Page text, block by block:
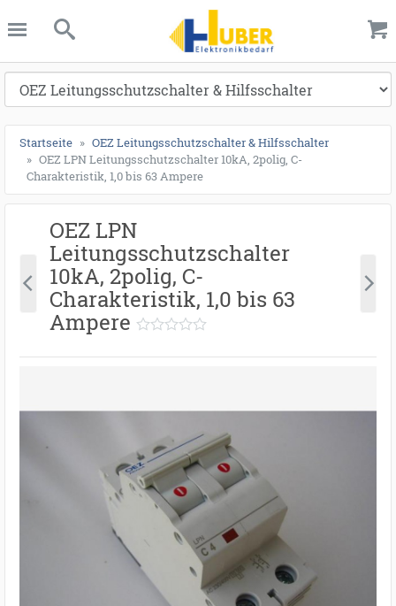
schließen
Suche
Startseite
OEZ Leitungsschutzschalter & Hilfsschalter
OEZ LPN Leitungsschutzschalter 10kA, 2polig, C-
Charakteristik, 1,0 bis 63 Ampere
OEZ LPN
Leitungsschutzschalter
10kA, 2polig, C-
Charakteristik, 1,0 bis 63
Ampere